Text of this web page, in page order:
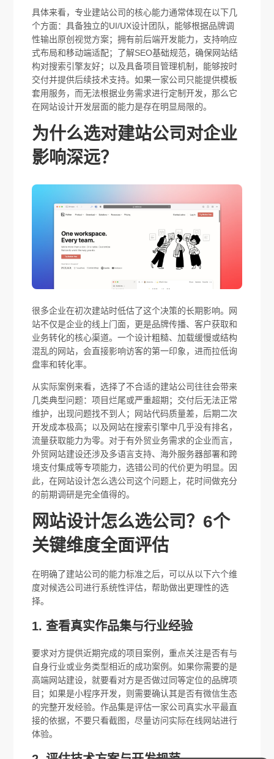
具体来看，专业建站公司的核心能力通常体现在以下几
个方面：具备独立的UI/UX设计团队，能够根据品牌调
性输出原创视觉方案；拥有前后端开发能力，支持响应
式布局和移动端适配；了解SEO基础规范，确保网站结
构对搜索引擎友好；以及具备项目管理机制，能够按时
交付并提供后续技术支持。如果一家公司只能提供模板
套用服务，而无法根据业务需求进行定制开发，那么它
在网站设计开发层面的能力是存在明显局限的。
为什么选对建站公司对企业
影响深远？
很多企业在初次建站时低估了这个决策的长期影响。网
站不仅是企业的线上门面，更是品牌传播、客户获取和
业务转化的核心渠道。一个设计粗糙、加载缓慢或结构
混乱的网站，会直接影响访客的第一印象，进而拉低询
盘率和转化率。
从实际案例来看，选择了不合适的建站公司往往会带来
几类典型问题：项目烂尾或严重超期；交付后无法正常
维护，出现问题找不到人；网站代码质量差，后期二次
开发成本极高；以及网站在搜索引擎中几乎没有排名，
流量获取能力为零。对于有外贸业务需求的企业而言，
外贸网站建设还涉及多语言支持、海外服务器部署和跨
境支付集成等专项能力，选错公司的代价更为明显。因
此，在网站设计怎么选公司这个问题上，花时间做充分
的前期调研是完全值得的。
网站设计怎么选公司？6个
关键维度全面评估
在明确了建站公司的能力标准之后，可以从以下六个维
度对候选公司进行系统性评估，帮助做出更理性的选
择。
1. 查看真实作品集与行业经验
要求对方提供近期完成的项目案例，重点关注是否有与
自身行业或业务类型相近的成功案例。如果你需要的是
高端网站建设，就要看对方是否做过同等定位的品牌项
目；如果是小程序开发，则需要确认其是否有微信生态
的完整开发经验。作品集是评估一家公司真实水平最直
接的依据，不要只看截图，尽量访问实际在线网站进行
体验。